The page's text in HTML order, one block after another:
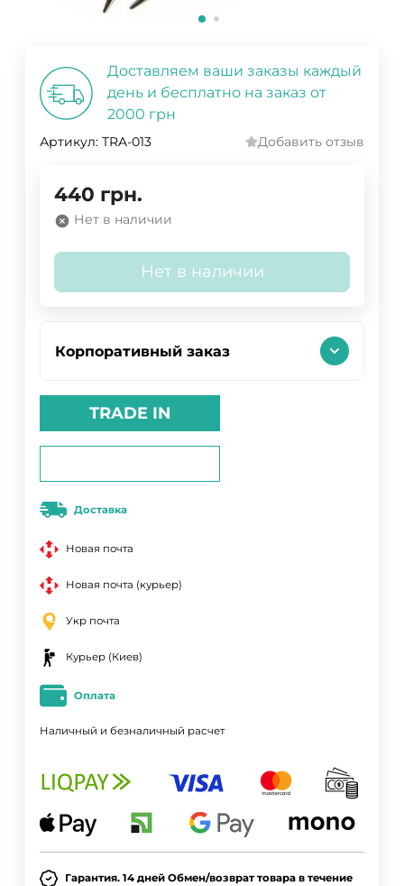
Доставляем ваши заказы каждый
день и бесплатно на заказ от
2000 грн
Артикул: TRA-013 Добавить отзыв
440 грн.
Нет в наличии
Нет в наличии
Корпоративный заказ
TRADE IN
Доставка
Новая почта
Новая почта (курьер)
Укр почта
Курьер (Киев)
Оплата
Наличный и безналичный расчет
Гарантия. 14 дней Обмен/возврат товара в течение